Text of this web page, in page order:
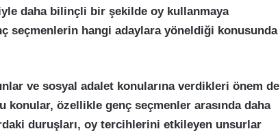
daha bilinçli bir şekilde oy kullanmaya
seçmenlerin hangi adaylara yöneldiği konusunda
ve sosyal adalet konularına verdikleri önem de
konular, özellikle genç seçmenler arasında daha
duruşları, oy tercihlerini etkileyen unsurlar